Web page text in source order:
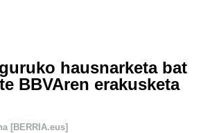
hausnarketa bat
BBVAren erakusketa
[BERRIA.eus]